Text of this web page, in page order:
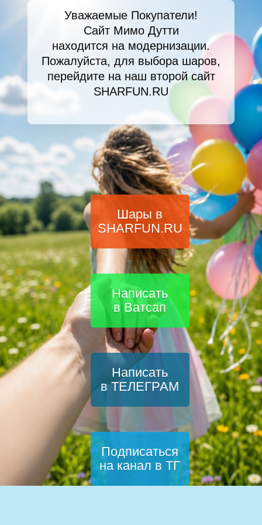
Уважаемые Покупатели!
Сайт Мимо Дутти
находится на модернизации.
Пожалуйста, для выбора шаров,
перейдите на наш второй сайт
SHARFUN.RU
Шары в
SHARFUN.RU
Написать
в Ватсап
Написать
в ТЕЛЕГРАМ
Подписаться
на канал в ТГ